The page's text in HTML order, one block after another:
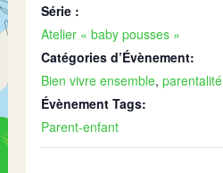
Série :
Atelier « baby pousses »
Catégories d’Évènement:
Bien vivre ensemble,parentalité
Évènement Tags:
Parent-enfant